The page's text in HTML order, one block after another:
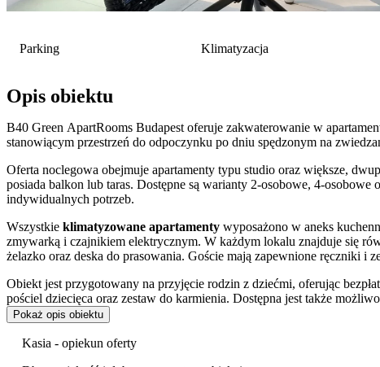
Parking Klimatyzacja
Opis obiektu
B40 Green ApartRooms Budapest oferuje zakwaterowanie w
stanowiącym przestrzeń do odpoczynku po dniu spędzonym na
Oferta noclegowa obejmuje apartamenty typu studio oraz większe,
posiada balkon lub taras. Dostępne są warianty 2-osobowe, 4-
indywidualnych potrzeb.
Wszystkie klimatyzowane apartamenty wyposażono w aneks
zmywarką i czajnikiem elektrycznym. W każdym lokalu znajduje się
żelazko oraz deska do prasowania. Goście mają zapewnione ręczniki i
Obiekt jest przygotowany na przyjęcie rodzin z dziećmi, oferując
pościel dziecięca oraz zestaw do karmienia. Dostępna jest także
W budynku znajduje się
do internetu.
Pokaż opis obiektu
Kasia - opiekun oferty